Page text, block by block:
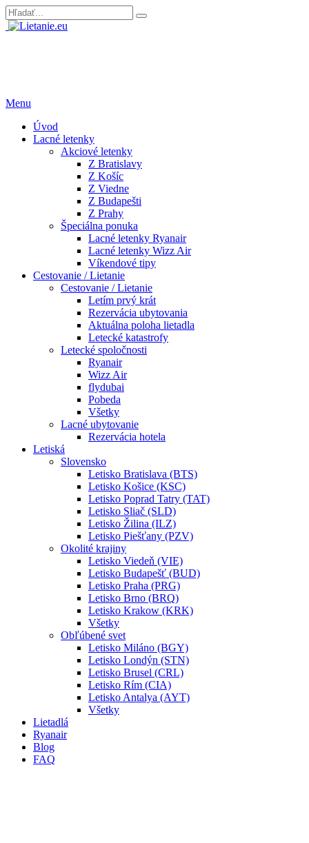
Menu
Úvod
Lacné letenky
Akciové letenky
Z Bratislavy
Z Košíc
Z Viedne
Z Budapešti
Z Prahy
Špeciálna ponuka
Lacné letenky Ryanair
Lacné letenky Wizz Air
Víkendové tipy
Cestovanie / Lietanie
Cestovanie / Lietanie
Letím prvý krát
Rezervácia ubytovania
Aktuálna poloha lietadla
Letecké katastrofy
Letecké spoločnosti
Ryanair
Wizz Air
flydubai
Pobeda
Všetky
Lacné ubytovanie
Rezervácia hotela
Letiská
Slovensko
Letisko Bratislava (BTS)
Letisko Košice (KSC)
Letisko Poprad Tatry (TAT)
Letisko Sliač (SLD)
Letisko Žilina (ILZ)
Letisko Piešťany (PZV)
Okolité krajiny
Letisko Viedeň (VIE)
Letisko Budapešť (BUD)
Letisko Praha (PRG)
Letisko Brno (BRQ)
Letisko Krakow (KRK)
Všetky
Obľúbené svet
Letisko Miláno (BGY)
Letisko Londýn (STN)
Letisko Brusel (CRL)
Letisko Rím (CIA)
Letisko Antalya (AYT)
Všetky
Lietadlá
Ryanair
Blog
FAQ